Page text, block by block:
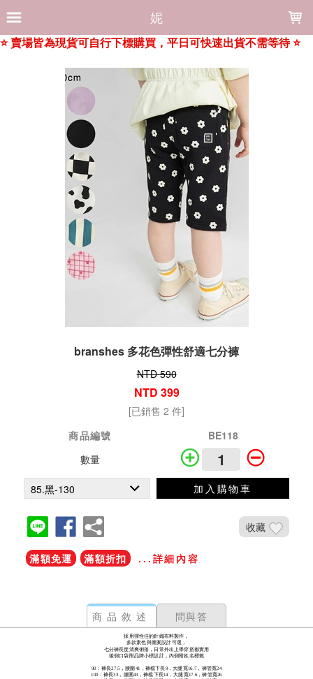
妮
branshes 多花色彈性舒適七分褲
NTD 590
NTD 399
[已銷售 2 件]
商品編號
BE118
數量
加入購物車
收藏
滿額免運 滿額折扣 ...詳細內容
商品敘述 問與答